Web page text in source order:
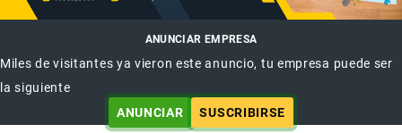
ANUNCIAR EMPRESA
Miles de visitantes ya vieron este anuncio, tu empresa puede ser
la siguiente
ANUNCIAR
SUSCRIBIRSE